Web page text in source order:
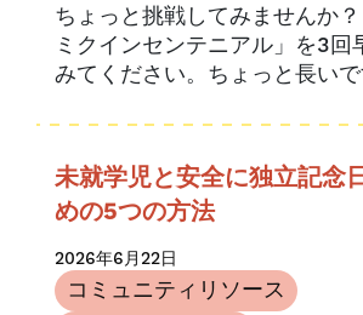
ちょっと挑戦してみませんか
ミクインセンテニアル」を3回
みてください。ちょっと長い
です。.
未就学児と安全に独立記念
めの5つの方法
2026年6月22日
コミュニティリソース